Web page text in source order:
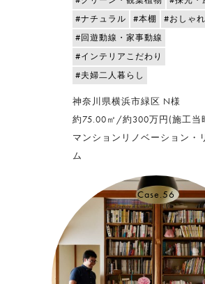
#ナチュラル
#本棚
#おしゃれ
#回遊動線・家事動線
#インテリアこだわり
#夫婦二人暮らし
神奈川県横浜市緑区 N様
約75.00㎡/約300万円(施工当
マンションリノベーション・
ム
Case.56